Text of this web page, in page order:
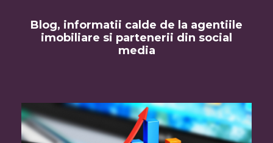
Blog, informatii calde de la agentiile
imobiliare si partenerii din social
media